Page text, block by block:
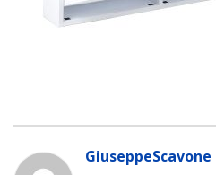
GiuseppeScavone